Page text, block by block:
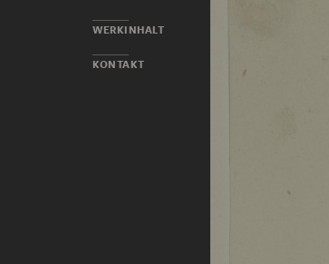
WERKINHALT
KONTAKT